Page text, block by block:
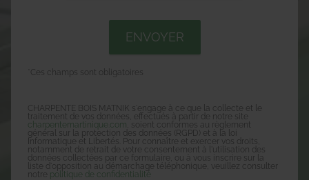
*Ces champs sont obligatoires
CHARPENTE BOIS MATNIK s'engage à ce que la collecte et le
traitement de vos données, effectués à partir de notre site
charpentemartinique.com , soient conformes au règlement
général sur la protection des données (RGPD) et à la loi
Informatique et Libertés. Pour connaître et exercer vos droits,
notamment de retrait de votre consentement à l'utilisation des
données collectées par ce formulaire, ou à vous inscrire sur la
liste d'opposition au démarchage téléphonique, veuillez consulter
notre politique de confidentialité